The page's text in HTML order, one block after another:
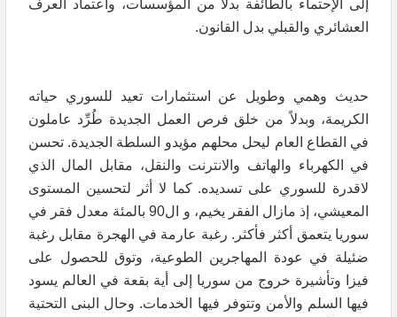
إلى الإحتماء بالطائفة بدلاً من المؤسسات، واعتماد العرف
العشائري والقبلي بدل القانون.
حديث وهمي وطويل عن استثمارات تعيد للسوري حياته
الكريمة، وبدلاً من خلق فرص العمل الجديدة طُرِّد عاملون
في القطاع العام ليحل محلهم مؤيدو السلطة الجديدة. تحسن
في الكهرباء والهاتف والانترنت والنقل، مقابل المال الذي
لاقدرة للسوري على تسديده. كما لا أثر لتحسين المستوى
المعيشي، إذ مازال الفقر يخيم، و ال90 بالمئة معدل فقر في
سوريا يتعمق أكثر فأكثر. رغبة عارمة في الهجرة مقابل رغبة
ضئيلة في عودة المهاجرين الطوعية، وتوق للحصول على
فيزا وتأشيرة خروج من سوريا إلى أية بقعة في العالم يسود
فيها السلم والأمن وتتوفر فيها الخدمات. وحال البنى التحتية